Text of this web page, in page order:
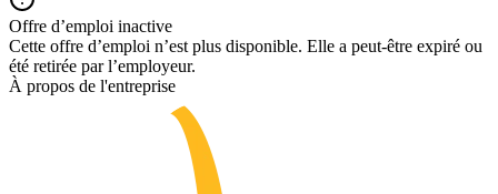
Offre d’emploi inactive
Cette offre d’emploi n’est plus disponible. Elle a peut-être expiré ou
été retirée par l’employeur.
À propos de l'entreprise